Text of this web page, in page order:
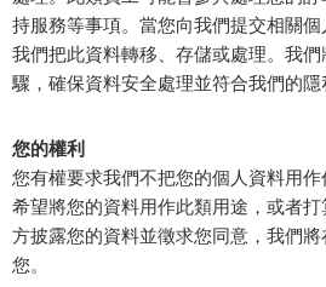
持服務等事項。當您向我們提交相關
我們把此資料轉移、存儲或處理。我
驟，確保資料安全處理並符合我們的隱
您的權利
您有權要求我們不把您的個人資料用
希望將您的資料用作此類用途，或者
方披露您的資料並徵求您同意，我們
您。